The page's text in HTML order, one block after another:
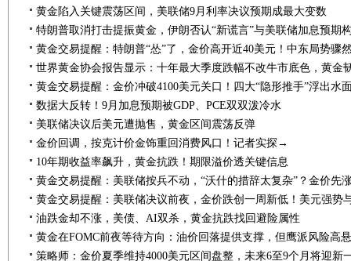
黄金陷入关键震荡区间，美联储9月利率决议预期成最大变数
特朗普取消打击提振黄金，伊朗否认“新谎言”与美联储加息预期
世界黄金协会报告显示：十年最大季度跌幅不改牛市底色，黄金
数据大反转！9月加息预期被GDP、PCE双双泼冷水
美联储决议后美元遭抛售，黄金区间震荡反弹
金价回调，按克计价金饰重回消费风口！记者实探→
10年期收益率飙升，黄金抗跌！期限溢价透关键信息
油跌金却不涨，美债、AI双杀，黄金抗跌找回避险属性
黄金在FOMC前夜等待方向：油价回落提供支撑，但鹰派风险高悬